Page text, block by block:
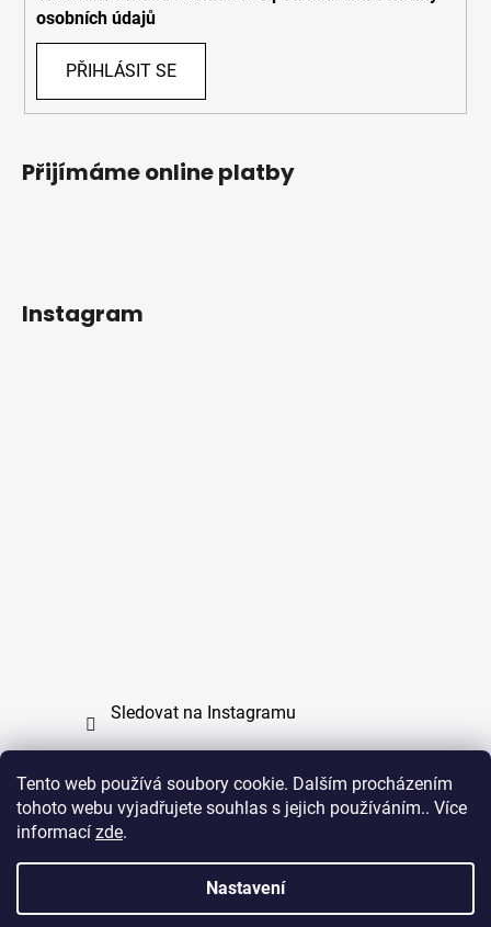
Tento web používá soubory cookie. Dalším procházením
tohoto webu vyjadřujete souhlas s jejich používáním.. Více
informací zde.
Nastavení
osobních údajů
PŘIHLÁSIT SE
Přijímáme online platby
Instagram
Sledovat na Instagramu
Copyright (c) 2011 - 2026 zoo-branik.cz - Všechna